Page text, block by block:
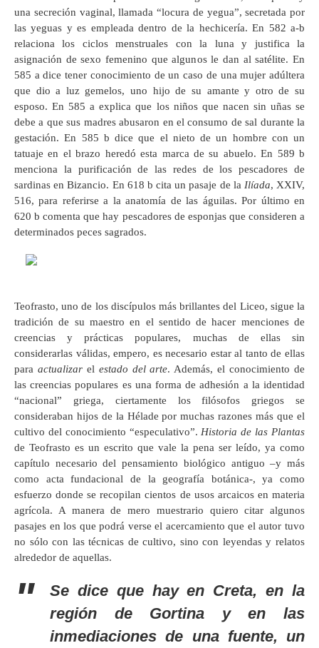
una secreción vaginal, llamada “locura de yegua”, secretada por
las yeguas y es empleada dentro de la hechicería. En 582 a-b
relaciona los ciclos menstruales con la luna y justifica la
asignación de sexo femenino que algunos le dan al satélite. En
585 a dice tener conocimiento de un caso de una mujer adúltera
que dio a luz gemelos, uno hijo de su amante y otro de su
esposo. En 585 a explica que los niños que nacen sin uñas se
debe a que sus madres abusaron en el consumo de sal durante la
gestación. En 585 b dice que el nieto de un hombre con un
tatuaje en el brazo heredó esta marca de su abuelo. En 589 b
menciona la purificación de las redes de los pescadores de
sardinas en Bizancio. En 618 b cita un pasaje de la Ilíada, XXIV,
516, para referirse a la anatomía de las águilas. Por último en
620 b comenta que hay pescadores de esponjas que consideren a
determinados peces sagrados.
Teofrasto, uno de los discípulos más brillantes del Liceo, sigue la
tradición de su maestro en el sentido de hacer menciones de
creencias y prácticas populares, muchas de ellas sin
considerarlas válidas, empero, es necesario estar al tanto de ellas
para actualizar el estado del arte. Además, el conocimiento de
las creencias populares es una forma de adhesión a la identidad
“nacional” griega, ciertamente los filósofos griegos se
consideraban hijos de la Hélade por muchas razones más que el
cultivo del conocimiento “especulativo”.Historia de las Plantas
de Teofrasto es un escrito que vale la pena ser leído, ya como
capítulo necesario del pensamiento biológico antiguo –y más
como acta fundacional de la geografía botánica-, ya como
esfuerzo donde se recopilan cientos de usos arcaicos en materia
agrícola. A manera de mero muestrario quiero citar algunos
pasajes en los que podrá verse el acercamiento que el autor tuvo
no sólo con las técnicas de cultivo, sino con leyendas y relatos
alrededor de aquellas.
Se dice que hay en Creta, en la
región de Gortina y en las
inmediaciones de una fuente, un